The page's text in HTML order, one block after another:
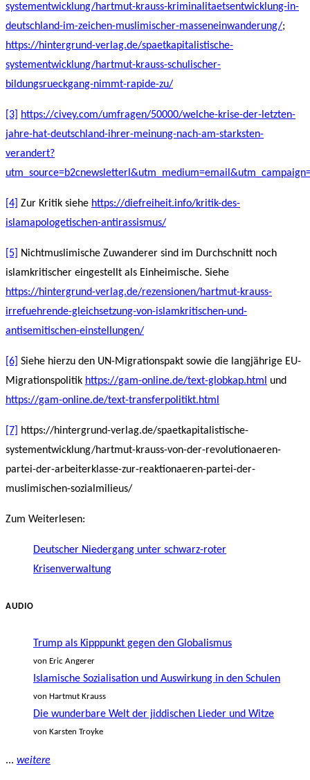
systementwicklung/hartmut-krauss-kriminalitaetsentwicklung-in-
deutschland-im-zeichen-muslimischer-masseneinwanderung/;
https://hintergrund-verlag.de/spaetkapitalistische-
systementwicklung/hartmut-krauss-schulischer-
bildungsrueckgang-nimmt-rapide-zu/
[3] https://civey.com/umfragen/50000/welche-krise-der-letzten-
jahre-hat-deutschland-ihrer-meinung-nach-am-starksten-
verandert?
[4] Zur Kritik siehe https://diefreiheit.info/kritik-des-
islamapologetischen-antirassismus/
[5] Nichtmuslimische Zuwanderer sind im Durchschnitt noch
islamkritischer eingestellt als Einheimische. Siehe
https://hintergrund-verlag.de/rezensionen/hartmut-krauss-
irrefuehrende-gleichsetzung-von-islamkritischen-und-
antisemitischen-einstellungen/
[6] Siehe hierzu den UN-Migrationspakt sowie die langjährige EU-
Migrationspolitik https://gam-online.de/text-globkap.html
und
https://gam-online.de/text-transferpolitikt.html
[7] https://hintergrund-verlag.de/spaetkapitalistische-
systementwicklung/hartmut-krauss-von-der-revolutionaeren-
partei-der-arbeiterklasse-zur-reaktionaeren-partei-der-
muslimischen-sozialmilieus/
Zum Weiterlesen:
Deutscher Niedergang unter schwarz-roter
Krisenverwaltung
AUDIO
Trump als Kipppunkt gegen den Globalismus
von Eric Angerer
Islamische Sozialisation und Auswirkung in den Schulen
von Hartmut Krauss
Die wunderbare Welt der jiddischen Lieder und Witze
von Karsten Troyke
... weitere